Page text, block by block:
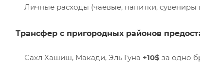
Личные расходы (чаевые, напитки, сувениры
Трансфер с пригородных районов
Сахл Хашиш, Макади, Эль Гуна +10$ за одно